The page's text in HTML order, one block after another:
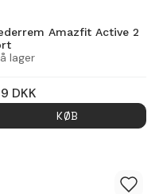
Amazfit Active 2
lager
DKK
KØB